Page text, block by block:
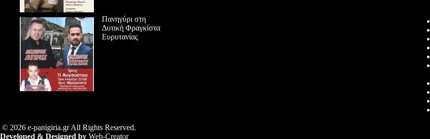
Πανηγύρι στη
Δυτική Φραγκίστα
Ευρυτανίας
© 2026 e-panigiria.gr All Rights Reserved.
Developed & Designed by Web-Creator